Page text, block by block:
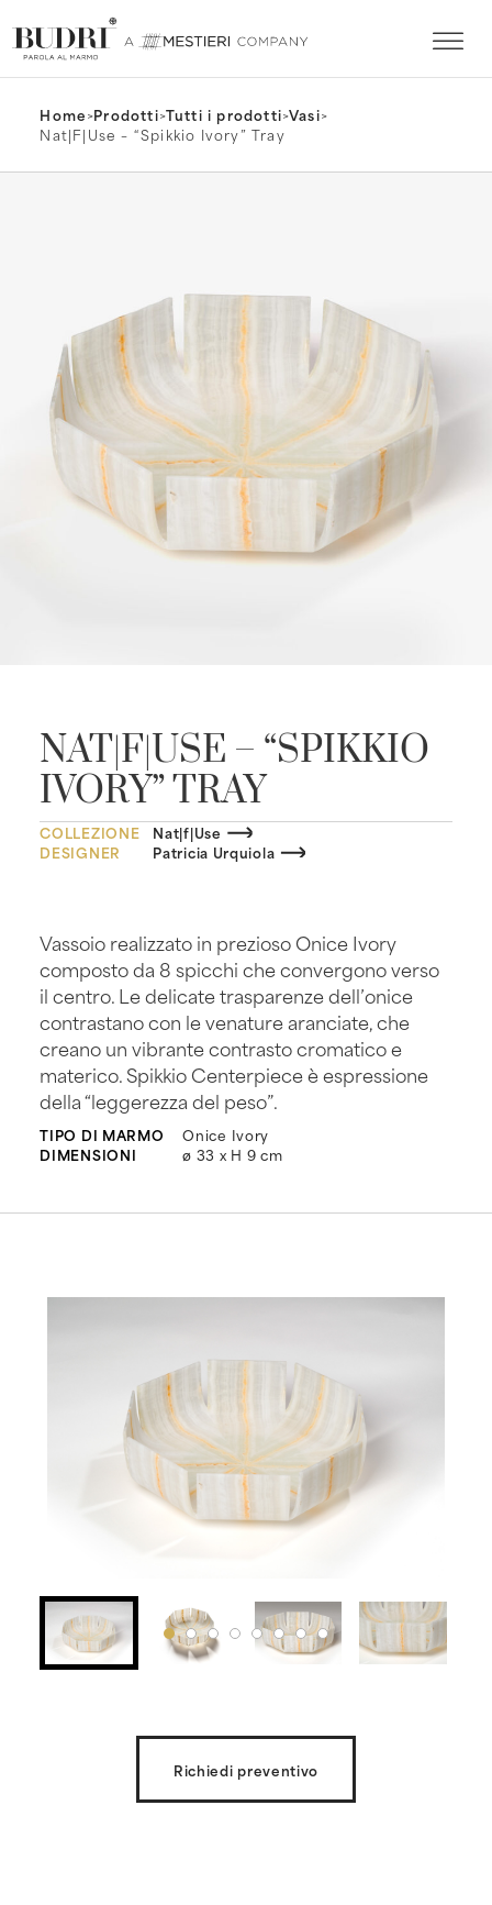
Home>Prodotti>Tutti i prodotti>Vasi>
Nat|F|Use – “Spikkio Ivory” Tray
NAT|F|USE – “SPIKKIO
IVORY” TRAY
COLLEZIONE
Nat|f|Use
DESIGNER
Patricia Urquiola
Vassoio realizzato in prezioso Onice Ivory
composto da 8 spicchi che convergono verso
il centro. Le delicate trasparenze dell’onice
contrastano con le venature aranciate, che
creano un vibrante contrasto cromatico e
materico. Spikkio Centerpiece è espressione
della “leggerezza del peso”.
TIPO DI MARMO
Onice Ivory
DIMENSIONI
ø 33 x H 9 cm
Richiedi preventivo